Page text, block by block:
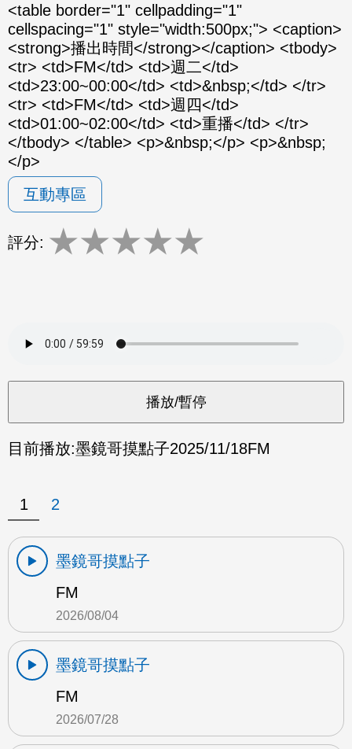
<table border="1" cellpadding="1"
cellspacing="1" style="width:500px;"> <caption>
<strong>播出時間</strong></caption> <tbody>
<tr> <td>FM</td> <td>週二</td>
<td>23:00~00:00</td> <td>&nbsp;</td> </tr>
<tr> <td>FM</td> <td>週四</td>
<td>01:00~02:00</td> <td>重播</td> </tr>
</tbody> </table> <p>&nbsp;</p> <p>&nbsp;
</p>
互動專區
評分: ★★★★★
目前播放:墨鏡哥摸點子2025/11/18FM
1 2
墨鏡哥摸點子
FM
2026/08/04
墨鏡哥摸點子
FM
2026/07/28